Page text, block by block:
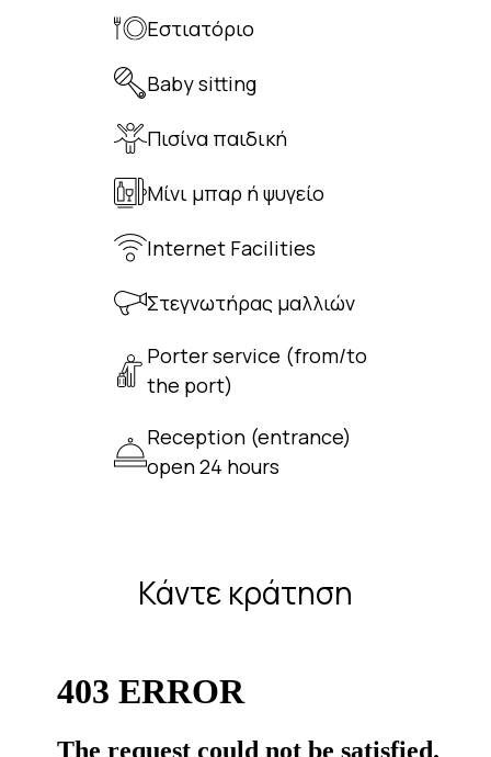
Εστιατόριο
Baby sitting
Πισίνα παιδική
Μίνι μπαρ ή ψυγείο
Internet Facilities
Στεγνωτήρας μαλλιών
Porter service (from/to
the port)
Reception (entrance)
open 24 hours
Κάντε κράτηση